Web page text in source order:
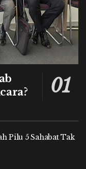
Pilu 5 Sahabat Tak